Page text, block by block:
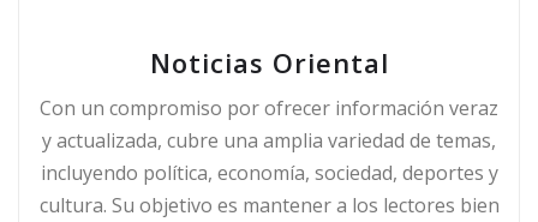
Noticias Oriental
Con un compromiso por ofrecer información veraz
y actualizada, cubre una amplia variedad de temas,
incluyendo política, economía, sociedad, deportes y
cultura. Su objetivo es mantener a los lectores bien